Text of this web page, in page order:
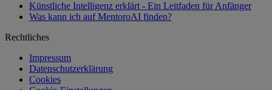
Künstliche Intelligenz erklärt - Ein Leitfaden für Anfänger
Was kann ich auf MentoroAI finden?
Rechtliches
Impressum
Datenschutzerklärung
Cookies